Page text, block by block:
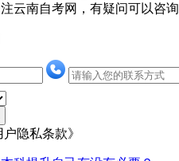
云南自考网，有疑问可以咨询
户隐私条款》